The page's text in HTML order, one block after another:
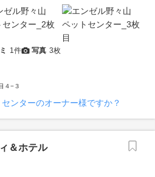
1件 写真 3枚
４−３
ンターのオーナー様ですか？
＆ホテル